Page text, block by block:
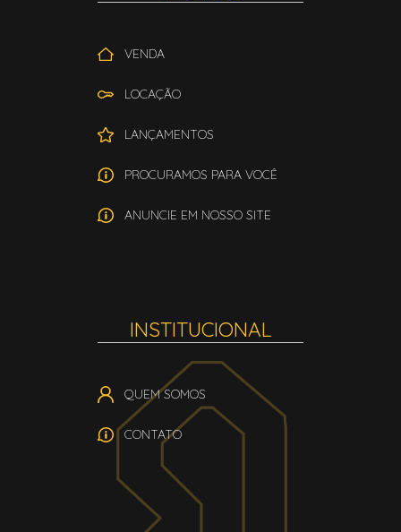
VENDA
LOCAÇÃO
LANÇAMENTOS
PROCURAMOS PARA VOCÊ
ANUNCIE EM NOSSO SITE
INSTITUCIONAL
QUEM SOMOS
CONTATO